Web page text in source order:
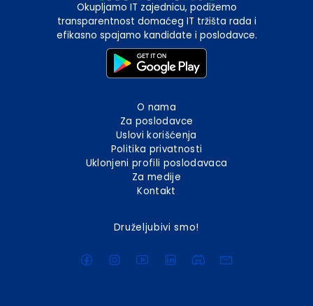
Okupljamo IT zajednicu, podižemo
transparentnost domaćeg IT tržišta rada i
efikasno spajamo kandidate i poslodavce.
O nama
Za poslodavce
Uslovi korišćenja
Politika privatnosti
Uklonjeni profili poslodavaca
Za medije
Kontakt
Druželjubivi smo!